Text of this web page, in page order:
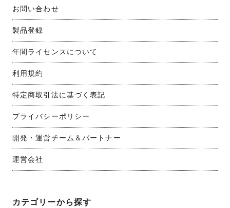
お問い合わせ
製品登録
年間ライセンスについて
利用規約
特定商取引法に基づく表記
プライバシーポリシー
開発・運営チーム＆パートナー
運営会社
カテゴリーから探す